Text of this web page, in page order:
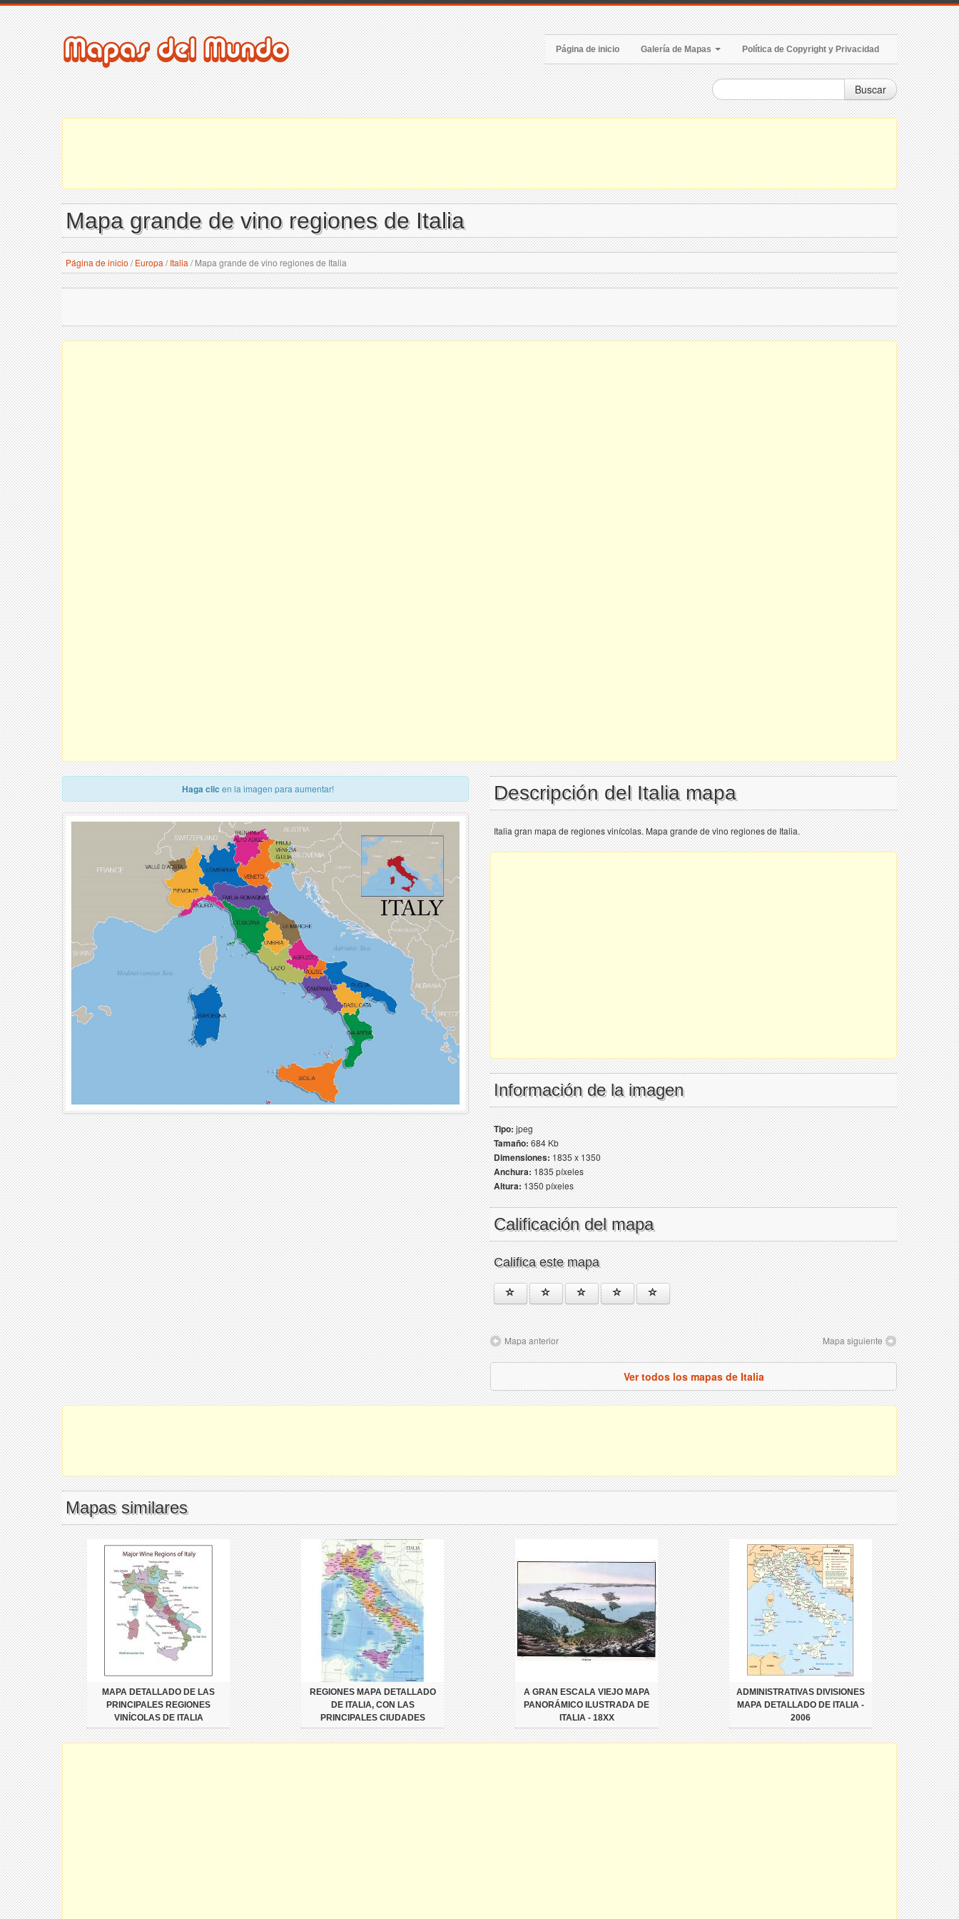
Página de inicio Galería de Mapas Política de Copyright y Privacidad
Buscar
Mapa grande de vino regiones de Italia
Página de inicio / Europa / Italia /Mapa grande de vino regiones de Italia
Haga clic en la imagen para aumentar! Descripción del Italia mapa
Italia gran mapa de regiones vinícolas. Mapa grande de vino regiones de Italia.
Información de la imagen
Tipo:jpeg
Tamaño:684 Kb
Dimensiones:1835 x 1350
Anchura:1835 píxeles
Altura:1350 píxeles
Calificación del mapa
Califica este mapa
Mapa anterior Mapa siguiente
Ver todos los mapas de Italia
Mapas similares
MAPA DETALLADO DE LAS
PRINCIPALES REGIONES
VINÍCOLAS DE ITALIA
REGIONES MAPA DETALLADO
DE ITALIA, CON LAS
PRINCIPALES CIUDADES
A GRAN ESCALA VIEJO MAPA
PANORÁMICO ILUSTRADA DE
ITALIA - 18XX
ADMINISTRATIVAS DIVISIONES
MAPA DETALLADO DE ITALIA -
2006